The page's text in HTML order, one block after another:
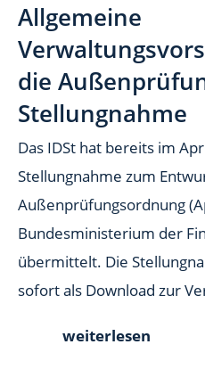
Allgemeine
die
Stellungnahme
Das IDSt hat bereits im
Stellungnahme zum
Außenprüfungsordnung
Bundesministerium der
übermittelt. Die
sofort als Download zur
weiterlesen